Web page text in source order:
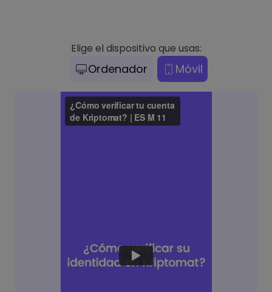
Elige el dispositivo que usas:
Ordenador Móvil